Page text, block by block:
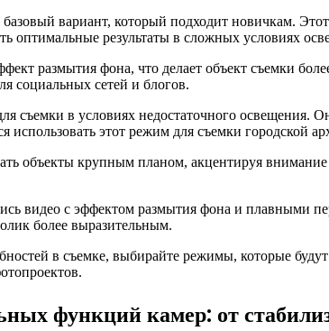
базовый вариант, который подходит новичкам.
оптимальные результаты в сложных условиях
размытия фона, что делает объект съемки
социальных сетей и блогов.
съемки в условиях недостаточного
использовать этот режим для съемки городской
объекты крупным планом, акцентируя
видео с эффектом размытия фона и плавными
более выразительным.
в съемке, выбирайте режимы, которые
функций камер: от